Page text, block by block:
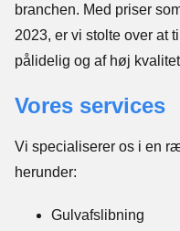
branchen. Med priser
2023, er vi stolte over at
pålidelig og af høj
Vores services
Vi specialiserer os i en
herunder:
Gulvafslibning